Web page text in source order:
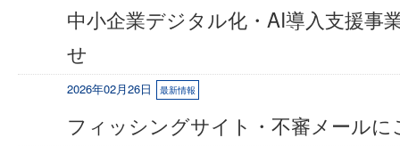
中小企業デジタル化・AI導入支援事
せ
2026年02月26日 最新情報
フィッシングサイト・不審メール